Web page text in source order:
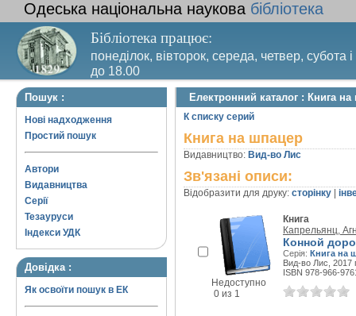
Одеська національна наукова бібліотека
Бібліотека працює:
понеділок, вівторок, середа, четвер, субота
до 18.00
Вихідний день – п’ятниця. Останній четвер
Пошук :
Нові надходження
Простий пошук
Автори
Видавництва
Серії
Тезауруси
Індекси УДК
Довідка :
Як освоїти пошук в ЕК
Електронний каталог : Книга
К списку серий
Книга на шпацер
Видавництво: Вид-во Лис
Зв'язані описи:
Відобразити для друку: сторінку
Недоступно
0 из 1
Книга
Капрельянц,
Конной
Серія: Книга на
Вид-во Лис, 2017
ISBN 978-966-